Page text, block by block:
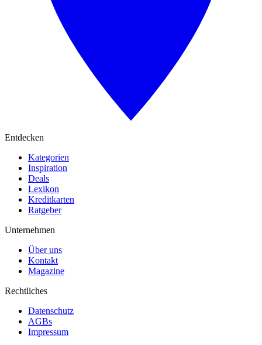
Entdecken
Kategorien
Inspiration
Deals
Lexikon
Kreditkarten
Ratgeber
Unternehmen
Über uns
Kontakt
Magazine
Rechtliches
Datenschutz
AGBs
Impressum